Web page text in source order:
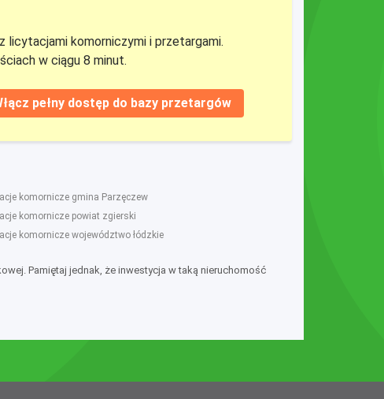
komorniczymi i przetargami.
w ciągu 8 minut.
pełny dostęp do bazy przetargów
komornicze gmina Parzęczew
komornicze powiat zgierski
komornicze województwo łódzkie
Pamiętaj jednak, że inwestycja w taką nieruchomość